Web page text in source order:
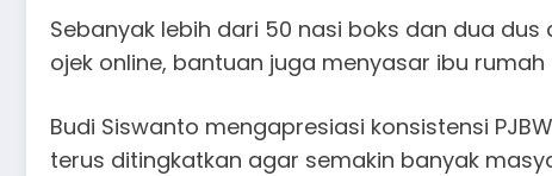
Sebanyak lebih dari 50 nasi boks dan dua
ojek online, bantuan juga menyasar ibu
Budi Siswanto mengapresiasi konsistensi
terus ditingkatkan agar semakin banyak